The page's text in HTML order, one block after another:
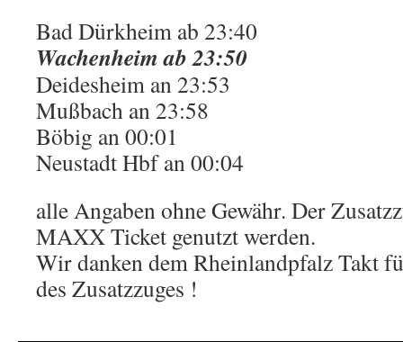
Bad Dürkheim ab 23:40
Wachenheim ab 23:50
Deidesheim an 23:53
Mußbach an 23:58
Böbig an 00:01
Neustadt Hbf an 00:04
alle Angaben ohne Gewähr. Der
MAXX Ticket genutzt werden.
Wir danken dem Rheinlandpfalz Takt
des Zusatzzuges !